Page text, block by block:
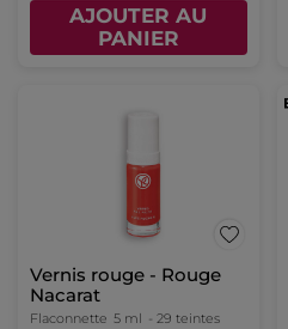
AJOUTER AU
PANIER
Vernis rouge - Rouge
Nacarat
Flaconnette 5 ml - 29 teintes